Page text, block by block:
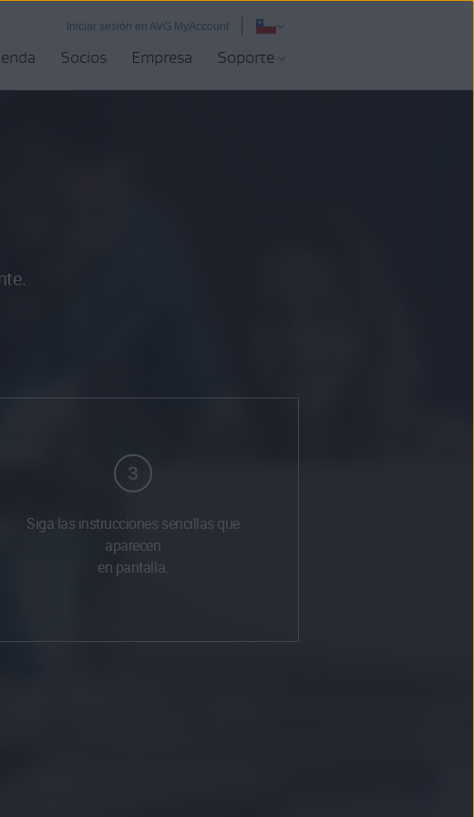
Iniciar sesión en AVG MyAccount
Socios Empresa Soporte
3
Siga las instrucciones sencillas que
aparecen
en pantalla.